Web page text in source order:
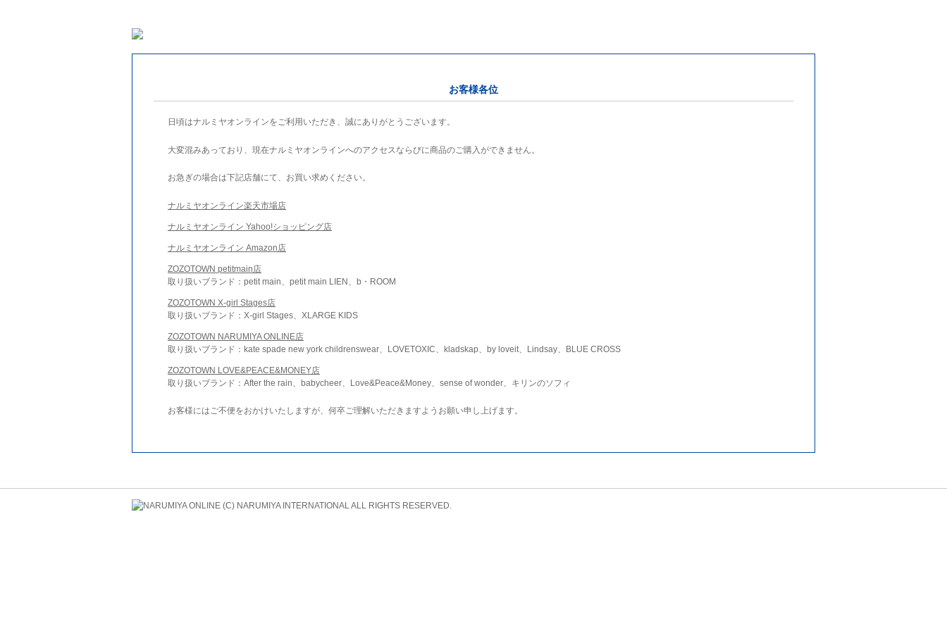
お客様各位
日頃はナルミヤオンラインをご利用いただき、誠にありがとうございます。
大変混みあっており、現在ナルミヤオンラインへのアクセスならびに商品のご購入ができません。
お急ぎの場合は下記店舗にて、お買い求めください。
ナルミヤオンライン楽天市場店
ナルミヤオンライン Yahoo!ショッピング店
ナルミヤオンライン Amazon店
ZOZOTOWN petitmain店
取り扱いブランド：petit main、petit main LIEN、b・ROOM
ZOZOTOWN X-girl Stages店
取り扱いブランド：X-girl Stages、XLARGE KIDS
ZOZOTOWN NARUMIYA ONLINE店
取り扱いブランド：kate spade new york childrenswear、LOVETOXIC、kladskap、by loveit、Lindsay、BLUE CROSS
ZOZOTOWN LOVE&PEACE&MONEY店
取り扱いブランド：After the rain、babycheer、Love&Peace&Money、sense of wonder、キリンのソフィ
お客様にはご不便をおかけいたしますが、何卒ご理解いただきますようお願い申し上げます。